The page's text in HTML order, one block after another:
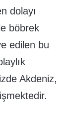
dolayı
böbrek
edilen bu
Akdeniz,